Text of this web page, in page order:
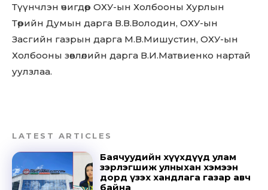
Түүнчлэн өчигдөр ОХУ-ын Холбооны Хурлын
Төрийн Думын дарга В.В.Володин, ОХУ-ын
Засгийн газрын дарга М.В.Мишустин, ОХУ-ын
Холбооны зөвлөлийн дарга В.И.Матвиенко нартай
уулзлаа.
LATEST ARTICLES
Баячуудийн хүүхдүүд улам
зэрлэгшиж улныхан хэмээн
дорд үзэх хандлага газар авч
байна